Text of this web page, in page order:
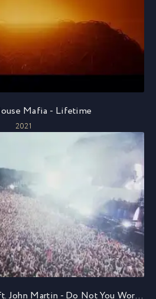
Mafia - Lifetime
2021
Swedish House Mafia ft. John Martin - Do Not You Worry Child